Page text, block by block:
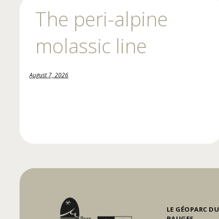
The peri-alpine
molassic line
August 7, 2026
LE GÉOPARC